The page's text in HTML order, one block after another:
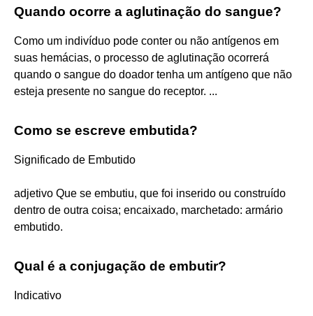
Quando ocorre a aglutinação do sangue?
Como um indivíduo pode conter ou não antígenos em
suas hemácias, o processo de aglutinação ocorrerá
quando o sangue do doador tenha um antígeno que não
esteja presente no sangue do receptor. ...
Como se escreve embutida?
Significado de Embutido
adjetivo Que se embutiu, que foi inserido ou construído
dentro de outra coisa; encaixado, marchetado: armário
embutido.
Qual é a conjugação de embutir?
Indicativo